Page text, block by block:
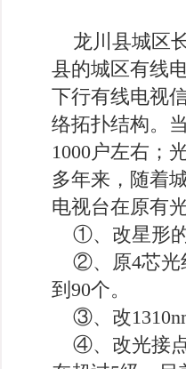
龙川县城区
县的城区有线
下行有线电视
络拓扑结构。
1000户左右；
多年来，随着
电视台在原有
①、改星形的
②、原4芯光
到90个。
③、改
④、改光接点